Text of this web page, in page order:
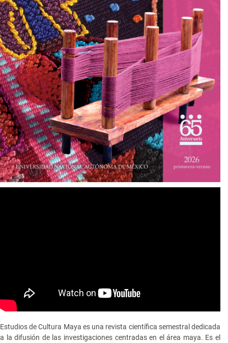
Estudios de Cultura Maya es una revista científica semestral dedicada
a la difusión de las investigaciones centradas en el área maya. Es el